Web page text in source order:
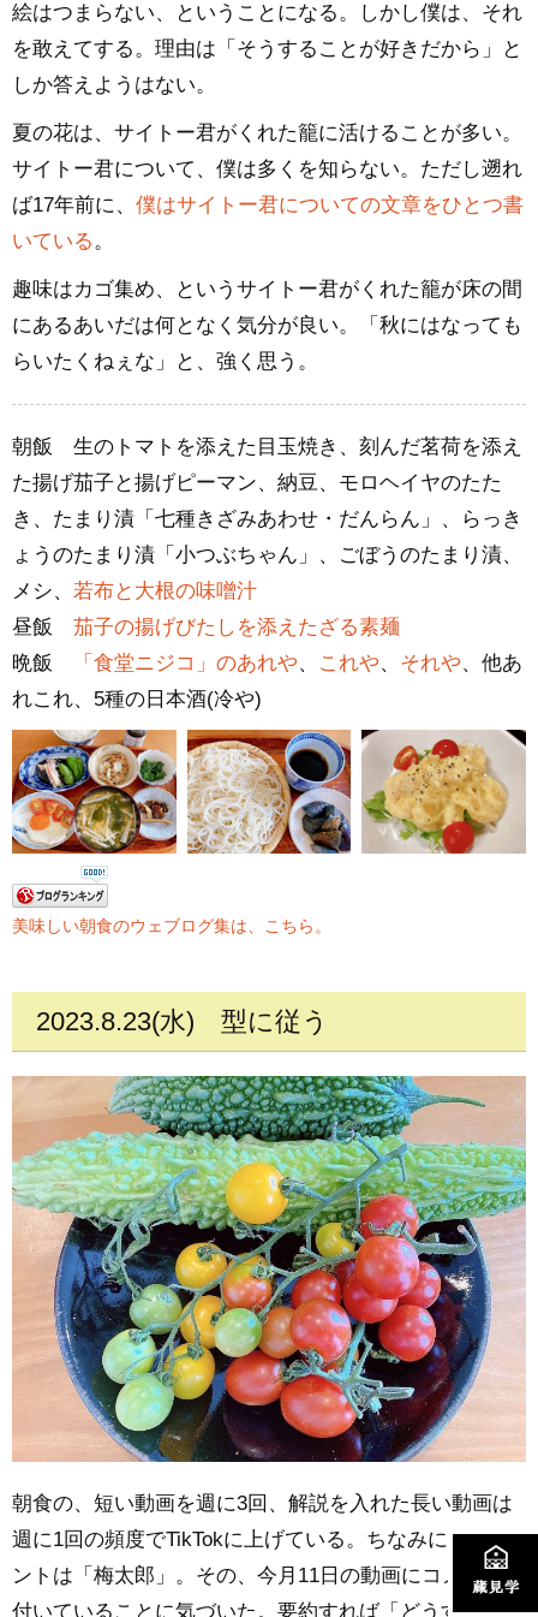
絵はつまらない、ということになる。しかし僕は、それ
を敢えてする。理由は「そうすることが好きだから」と
しか答えようはない。
夏の花は、サイトー君がくれた籠に活けることが多い。
サイトー君について、僕は多くを知らない。ただし遡れ
ば17年前に、 僕はサイトー君についての文章をひとつ書
いている。
趣味はカゴ集め、というサイトー君がくれた籠が床の間
にあるあいだは何となく気分が良い。「秋にはなっても
らいたくねぇな」と、強く思う。
朝飯 生のトマトを添えた目玉焼き、刻んだ茗荷を添え
た揚げ茄子と揚げピーマン、納豆、モロヘイヤのたた
き、たまり漬「七種きざみあわせ・だんらん」、らっき
ょうのたまり漬「小つぶちゃん」、ごぼうのたまり漬、
メシ、 若布と大根の味噌汁
昼飯 茄子の揚げびたしを添えたざる素麺
晩飯
「食堂ニジコ」のあれや、 これや、 それや、他あ
れこれ、5種の日本酒(冷や)
美味しい朝食のウェブログ集は、こちら。
2023.8.23(水) 型に従う
朝食の、短い動画を週に3回、解説を入れた長い動画は
週に1回の頻度でTikTokに上げている。ちなみにアカウ
ントは「梅太郎」。その、今月11日の動画にコメントの
付いていることに気づいた。要約すれば「どうすれば、